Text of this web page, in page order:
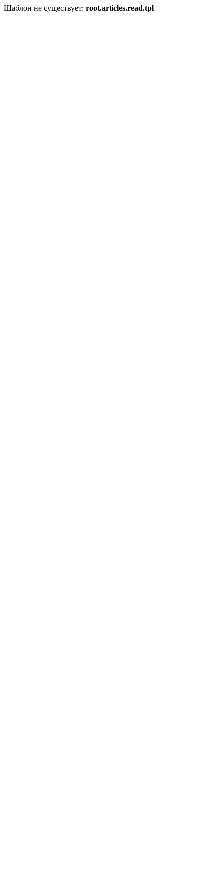
Шаблон не существует: root.articles.read.tpl